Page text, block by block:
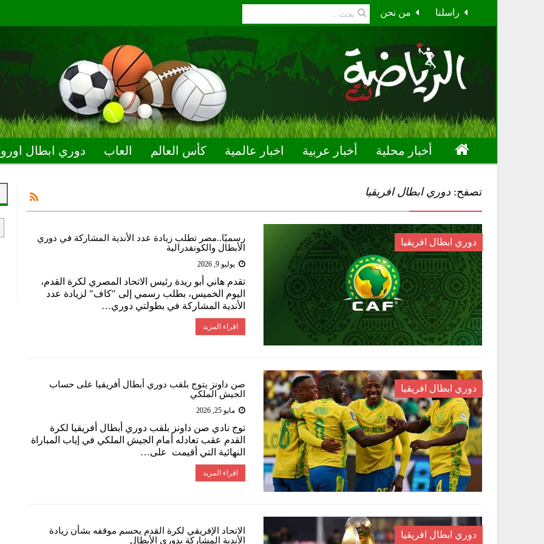
من نحن راسلنا
أخبار محلية أخبار عربية اخبار عالمية كأس العالم العاب دوري ابطال
تصفح: دوري ابطال افريقيا
دوري ابطال افريقيا
رسميًا..مصر تطلب زيادة عدد الأندية المشاركة في دوري
الأبطال والكونفدرالية
يوليو 9, 2026
تقدم هاني أبو ريدة رئيس الاتحاد المصري لكرة القدم،
اليوم الخميس، بطلب رسمي إلى "كاف" لزيادة عدد
الأندية المشاركة في بطولتي دوري…
اقراء المزيد
دوري ابطال افريقيا
صن داونز يتوج بلقب دوري أبطال أفريقيا على حساب
الجيش الملكي
مايو 25, 2026
توج نادي صن داونز بلقب دوري أبطال أفريقيا لكرة
القدم عقب تعادله أمام الجيش الملكي في إياب المباراة
النهائية التي أقيمت على…
اقراء المزيد
دوري ابطال افريقيا
الاتحاد الإفريقي لكرة القدم يحسم موقفه بشأن زيادة
الأندية المشاركة بدوري الأبطال